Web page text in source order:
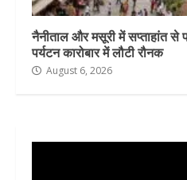
नैनीताल और मसूरी में सप्ताहांत से
पर्यटन कारोबार में लौटी रौनक
August 6, 2026